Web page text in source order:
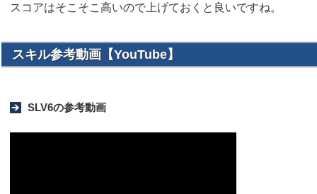
スコアはそこそこ高いので上げておくと良いですね。
スキル参考動画【YouTube】
SLV6の参考動画